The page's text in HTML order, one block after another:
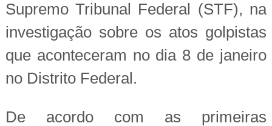
Supremo Tribunal Federal (STF), na
investigação sobre os atos golpistas
que aconteceram no dia 8 de janeiro
no Distrito Federal.
De acordo com as primeiras